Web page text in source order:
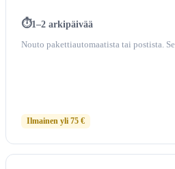
1–2 arkipäivää
Nouto pakettiautomaatista tai postista.
Ilmainen yli 75 €